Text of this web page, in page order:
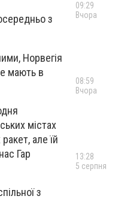
з
Норвегія
мають в
містах
але їй
Гар
з
09:29
Вчора
08:59
Вчора
13:28
5 серпня